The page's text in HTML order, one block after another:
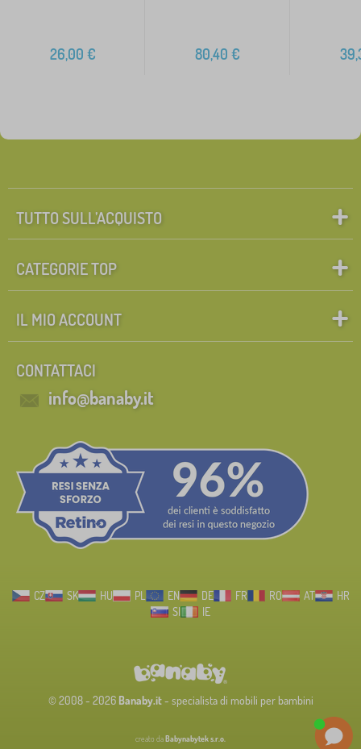
26,00 € 80,40 €
TUTTO SULL’ACQUISTO
CATEGORIE TOP
IL MIO ACCOUNT
CONTATTACI
info@banaby.it
CZ SK HU PL EN DE FR RO AT
HR
SI
IE
© 2008 - 2026 Banaby.it- specialista di mobili per bambini
creato da Babynabytek s.r.o.